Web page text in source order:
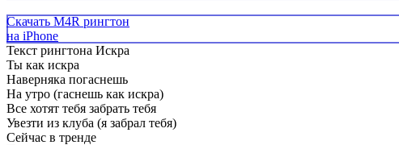
Скачать M4R рингтон
на iPhone
Текст рингтона Искра
Ты как искра
Наверняка погаснешь
На утро (гаснешь как искра)
Все хотят тебя забрать тебя
Увезти из клуба (я забрал тебя)
Сейчас в тренде